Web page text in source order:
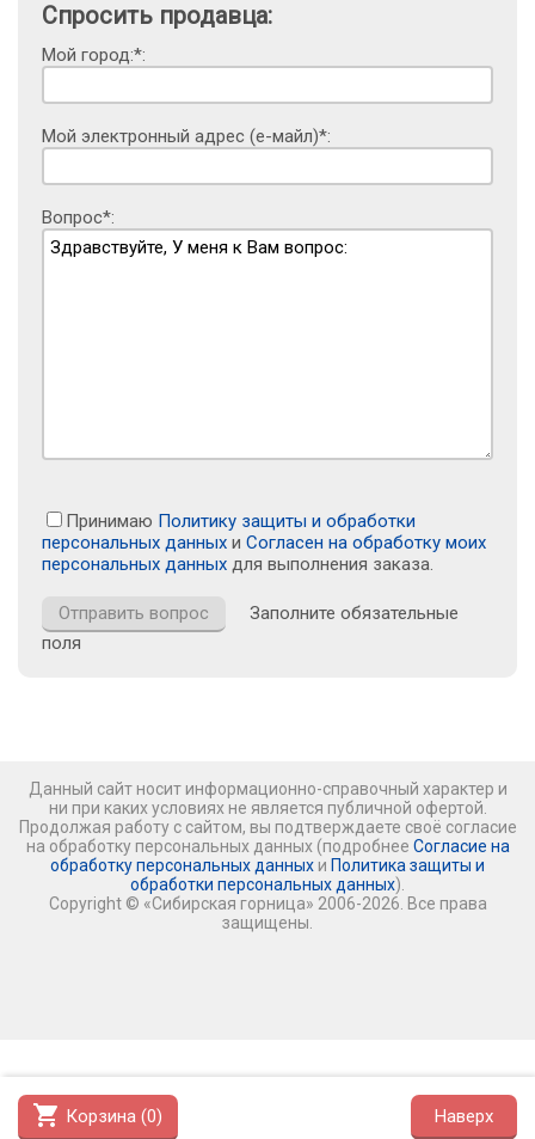
shopping_cart Корзина (0) Наверх
Спросить продавца:
Мой город:*:
Мой электронный адрес (е-майл)*:
Вопрос*:
Принимаю Политику защиты и обработки
персональных данных и Согласен на обработку моих
персональных данных для выполнения заказа.
Заполните обязательные
поля
Данный сайт носит информационно-справочный характер и
ни при каких условиях не является публичной офертой.
Продолжая работу с сайтом, вы подтверждаете своё согласие
на обработку персональных данных (подробнее Согласие на
обработку персональных данных и Политика защиты и
обработки персональных данных).
Copyright © «Сибирская горница» 2006-2026. Все права
защищены.